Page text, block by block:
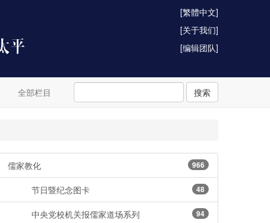
[繁體中文]
[关于我们]
[编辑团队]
全部栏目 搜索
966
儒家教化
48
节日暨纪念图卡
94
中央党校机关报儒家道场系列